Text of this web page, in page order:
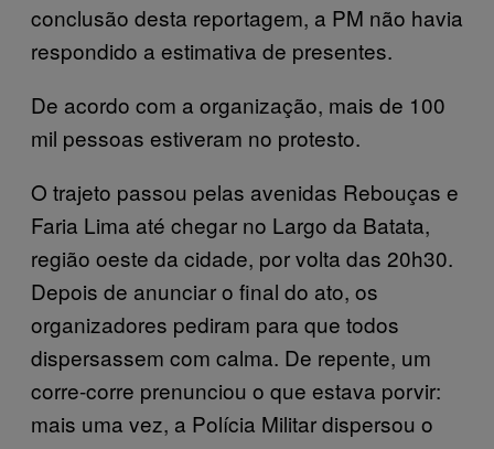
conclusão desta reportagem, a PM não havia
respondido a estimativa de presentes.
De acordo com a organização, mais de 100
mil pessoas estiveram no protesto.
O trajeto passou pelas avenidas Rebouças e
Faria Lima até chegar no Largo da Batata,
região oeste da cidade, por volta das 20h30.
Depois de anunciar o final do ato, os
organizadores pediram para que todos
dispersassem com calma. De repente, um
corre-corre prenunciou o que estava porvir:
mais uma vez, a Polícia Militar dispersou o